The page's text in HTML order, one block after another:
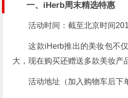
一、iHerb周末精选特惠
活动时间：截至北京时间
这款iHerb推出的美妆包不
大，现在购买还赠送多款美妆产
活动地址（加入购物车后下